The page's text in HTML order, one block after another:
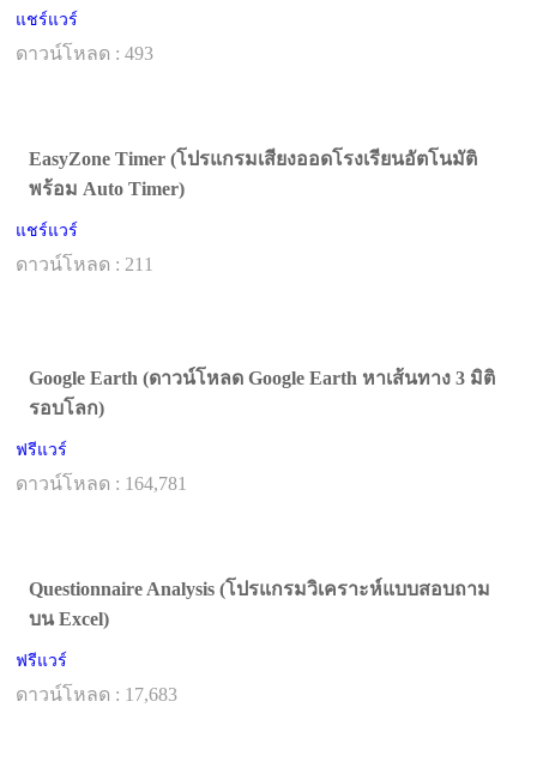
แชร์แวร์
ดาวน์โหลด : 493
EasyZone Timer (โปรแกรมเสียงออดโรงเรียนอัตโนมัติ
พร้อม Auto Timer)
แชร์แวร์
ดาวน์โหลด : 211
Google Earth (ดาวน์โหลด Google Earth หาเส้นทาง 3 มิติ
รอบโลก)
ฟรีแวร์
ดาวน์โหลด : 164,781
Questionnaire Analysis (โปรแกรมวิเคราะห์แบบสอบถาม
บน Excel)
ฟรีแวร์
ดาวน์โหลด : 17,683